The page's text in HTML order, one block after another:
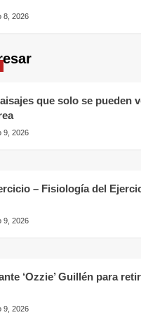
8, 2026
que solo se pueden
9, 2026
– Fisiología del
9, 2026
‘Ozzie’ Guillén para
9, 2026